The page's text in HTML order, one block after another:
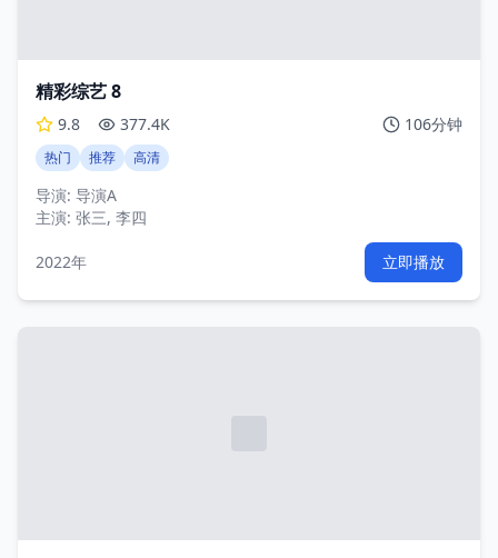
精彩综艺 8
9.8 377.4K 106分钟
热门 推荐 高清
导演: 导演A
主演: 张三, 李四
2022年 立即播放